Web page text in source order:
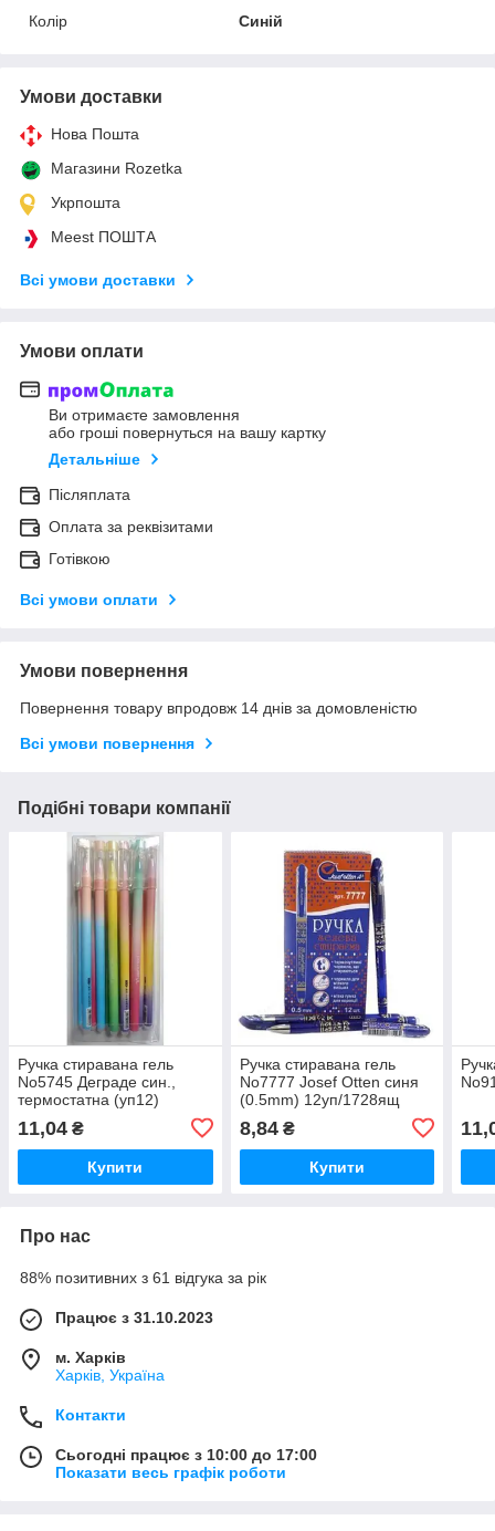
Колір
Синій
Умови доставки
Нова Пошта
Магазини Rozetka
Укрпошта
Meest ПОШТА
Всі умови доставки
Умови оплати
Ви отримаєте замовлення
або гроші повернуться на вашу картку
Детальніше
Післяплата
Оплата за реквізитами
Готівкою
Всі умови оплати
Умови повернення
Повернення товару впродовж 14 днів за домовленістю
Всі умови повернення
Подібні товари компанії
Ручка стиравана гель
No5745 Деграде син.,
термостатна (уп12)
11,04 ₴
Купити
Ручка стиравана гель
No7777 Josef Otten синя
(0.5mm) 12уп/1728ящ
8,84₴
Купити
Про нас
88% позитивних з 61 відгука за рік
Працює з 31.10.2023
м. Харків
Харків, Україна
Контакти
Сьогодні працює з 10:00 до 17:00
Показати весь графік роботи